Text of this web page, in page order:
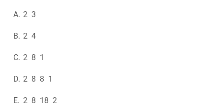
A. 2 3
B. 2 4
C. 2 8 1
D. 2 8 8 1
E. 2 8 18 2